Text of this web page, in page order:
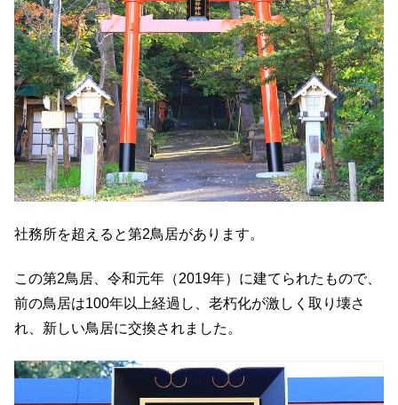
社務所を超えると第2鳥居があります。
この第2鳥居、令和元年（2019年）に建てられたもので、
前の鳥居は100年以上経過し、老朽化が激しく取り壊さ
れ、新しい鳥居に交換されました。